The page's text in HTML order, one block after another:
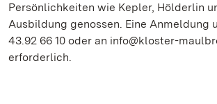
Persönlichkeiten wie Kepler, Hölderlin
Ausbildung genossen. Eine Anmeldung
43.92 66 10 oder an info@kloster-
erforderlich.